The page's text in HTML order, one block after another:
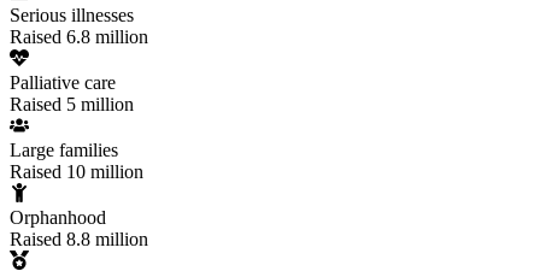
Serious illnesses
Raised 6.8 million
Palliative care
Raised 5 million
Large families
Raised 10 million
Orphanhood
Raised 8.8 million